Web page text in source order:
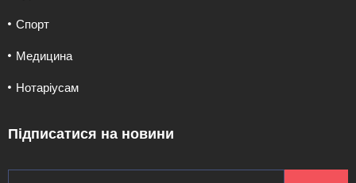
Спорт
Медицина
Нотаріусам
Підписатися на новини